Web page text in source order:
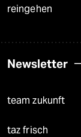
reingehen
Newsletter
team zukunft
taz frisch